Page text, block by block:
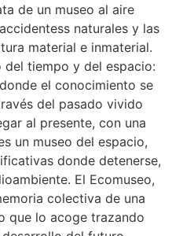
de un museo al aire
naturales y las
material e inmaterial.
del tiempo y del espacio:
el conocimiento se
del pasado vivido
al presente, con una
un museo del espacio,
donde detenerse,
El Ecomuseo,
colectiva de una
que lo acoge trazando